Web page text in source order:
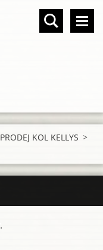
KOL KELLYS >